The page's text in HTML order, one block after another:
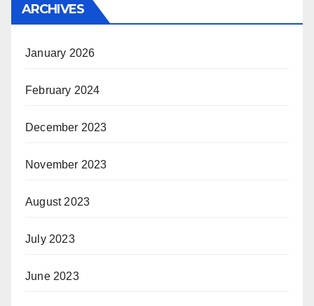
ARCHIVES
January 2026
February 2024
December 2023
November 2023
August 2023
July 2023
June 2023